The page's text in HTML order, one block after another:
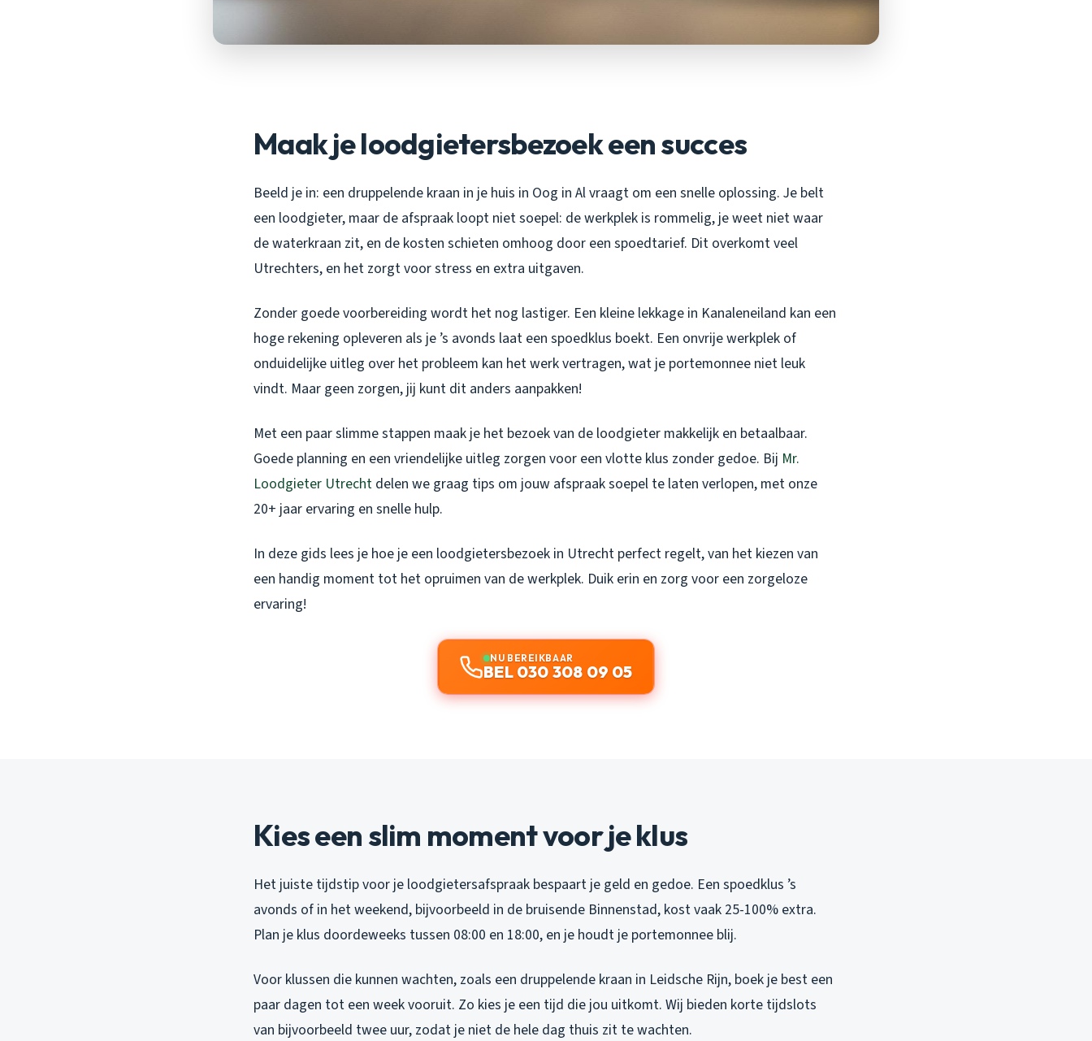
Maak je loodgietersbezoek een succes
Beeld je in: een druppelende kraan in je huis in Oog in Al vraagt om een snelle oplossing. Je belt
een loodgieter, maar de afspraak loopt niet soepel: de werkplek is rommelig, je weet niet waar
de waterkraan zit, en de kosten schieten omhoog door een spoedtarief. Dit overkomt veel
Utrechters, en het zorgt voor stress en extra uitgaven.
Zonder goede voorbereiding wordt het nog lastiger. Een kleine lekkage in Kanaleneiland kan een
hoge rekening opleveren als je ’s avonds laat een spoedklus boekt. Een onvrije werkplek of
onduidelijke uitleg over het probleem kan het werk vertragen, wat je portemonnee niet leuk
vindt. Maar geen zorgen, jij kunt dit anders aanpakken!
Met een paar slimme stappen maak je het bezoek van de loodgieter makkelijk en betaalbaar.
Goede planning en een vriendelijke uitleg zorgen voor een vlotte klus zonder gedoe. Bij Mr.
Loodgieter Utrecht delen we graag tips om jouw afspraak soepel te laten verlopen, met onze
20+ jaar ervaring en snelle hulp.
In deze gids lees je hoe je een loodgietersbezoek in Utrecht perfect regelt, van het kiezen van
een handig moment tot het opruimen van de werkplek. Duik erin en zorg voor een zorgeloze
ervaring!
NU BEREIKBAAR
BEL 030 308 09 05
Kies een slim moment voor je klus
Het juiste tijdstip voor je loodgietersafspraak bespaart je geld en gedoe. Een spoedklus ’s
avonds of in het weekend, bijvoorbeeld in de bruisende Binnenstad, kost vaak 25-100% extra.
Plan je klus doordeweeks tussen 08:00 en 18:00, en je houdt je portemonnee blij.
Voor klussen die kunnen wachten, zoals een druppelende kraan in Leidsche Rijn, boek je best een
paar dagen tot een week vooruit. Zo kies je een tijd die jou uitkomt. Wij bieden korte tijdslots
van bijvoorbeeld twee uur, zodat je niet de hele dag thuis zit te wachten.